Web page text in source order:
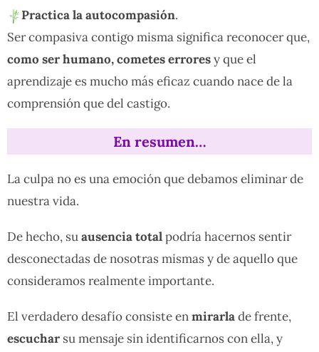
Practica la autocompasión.
Ser compasiva contigo misma significa reconocer que,
como ser humano, cometes erroresy que el
aprendizaje es mucho más eficaz cuando nace de la
comprensión que del castigo.
En resumen…
La culpa no es una emoción que debamos eliminar de
nuestra vida.
De hecho, suausencia totalpodría hacernos sentir
desconectadas de nosotras mismas y de aquello que
consideramos realmente importante.
El verdadero desafío consiste enmirarlade frente,
escuchar su mensaje sin identificarnos con ella, y